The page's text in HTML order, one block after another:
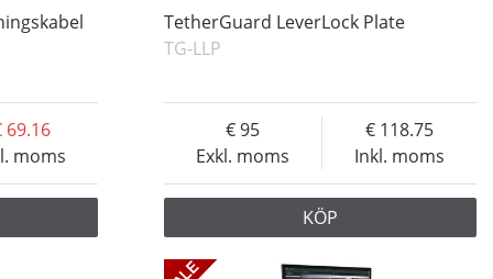
moms
69.16
TetherGuard LeverLock Plate
TG-LLP
Exkl. moms
95
Inkl. moms
118.75
KÖP